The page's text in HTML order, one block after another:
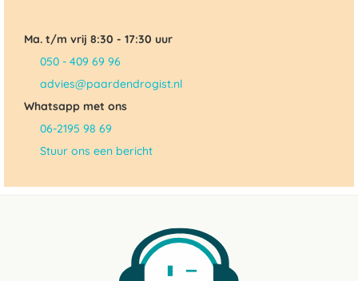
Ma. t/m vrij 8:30 - 17:30 uur
050 - 409 69 96
advies@paardendrogist.nl
Whatsapp met ons
06-2195 98 69
Stuur ons een bericht